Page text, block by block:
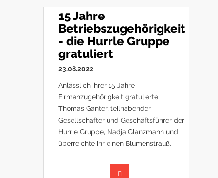
15 Jahre
Betriebszugehörigkeit
- die Hurrle Gruppe
gratuliert
23.08.2022
Anlässlich ihrer 15 Jahre
Firmenzugehörigkeit gratulierte
Thomas Ganter, teilhabender
Gesellschafter und Geschäftsführer der
Hurrle Gruppe, Nadja Glanzmann und
überreichte ihr einen Blumenstrauß.